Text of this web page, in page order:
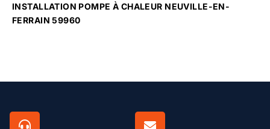
INSTALLATION POMPE À CHALEUR NEUVILLE-EN-
FERRAIN 59960